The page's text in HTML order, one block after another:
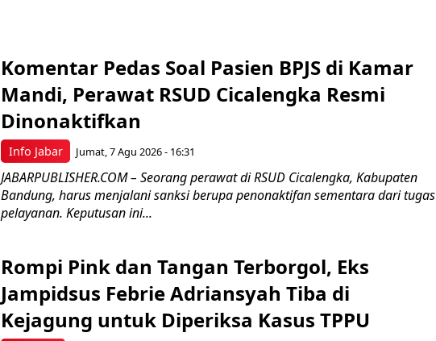
Info Jabar
Komentar Pedas Soal Pasien BPJS di Kamar
Mandi, Perawat RSUD Cicalengka Resmi
Dinonaktifkan
Jumat, 7 Agu 2026 - 16:31
JABARPUBLISHER.COM – Seorang perawat di RSUD Cicalengka, Kabupaten
Bandung, harus menjalani sanksi berupa penonaktifan sementara dari tugas
pelayanan. Keputusan ini...
Rompi Pink dan Tangan Terborgol, Eks
Jampidsus Febrie Adriansyah Tiba di
Kejagung untuk Diperiksa Kasus TPPU